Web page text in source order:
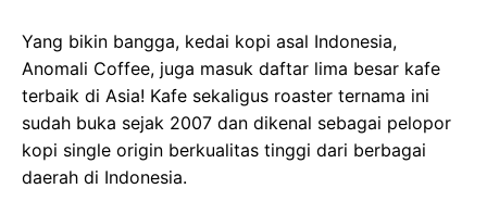
Yang bikin bangga, kedai kopi asal Indonesia,
Anomali Coffee, juga masuk daftar lima besar kafe
terbaik di Asia! Kafe sekaligus roaster ternama ini
sudah buka sejak 2007 dan dikenal sebagai pelopor
kopi single origin berkualitas tinggi dari berbagai
daerah di Indonesia.